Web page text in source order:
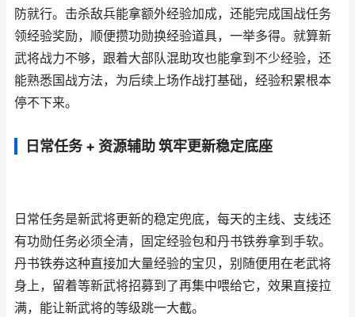
防就行。击杀敌兵能拿额外经验加成，还能完成国战任务
领经验奖励，顺便攒功勋换经验道具，一举多得。就算新
武将战力不够，跟着大部队混助攻也能拿到不少经验，还
能熟悉国战方法，为后续上场作战打基础，经验积累根本
停不下来。
日常任务 + 资源辅助 筑牢更新稳定底座
日常任务是新武将更新的稳定兜底，每天的主线、支线还
有功勋任务必须全清，固定经验包和丹书铁券拿到手软。
丹书铁券这种直接加大量经验的宝贝，别随便用在老武将
身上，留着等新武将招募到了再集中喂给它，效果直接拉
满，能让新武将的等级跳一大截。